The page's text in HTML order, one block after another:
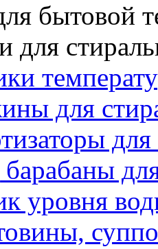
бытовой
для
для
барабаны
уровня